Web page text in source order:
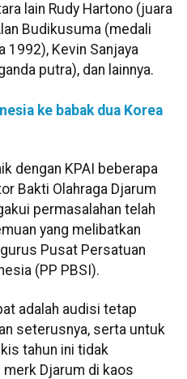
lain Rudy Hartono (juara
Budikusuma (medali
1992), Kevin Sanjaya
putra), dan lainnya.
ke babak dua Korea
dengan KPAI beberapa
Bakti Olahraga Djarum
permasalahan telah
yang melibatkan
Pusat Persatuan
(PP PBSI).
adalah audisi tetap
seterusnya, serta untuk
tahun ini tidak
Djarum di kaos